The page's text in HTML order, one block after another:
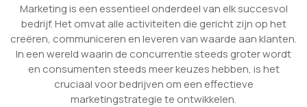
Marketing is een essentieel onderdeel van elk succesvol
bedrijf. Het omvat alle activiteiten die gericht zijn op het
creëren, communiceren en leveren van waarde aan klanten.
In een wereld waarin de concurrentie steeds groter wordt
en consumenten steeds meer keuzes hebben, is het
cruciaal voor bedrijven om een effectieve
marketingstrategie te ontwikkelen.